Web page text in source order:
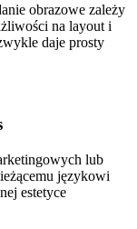
obrazowe zależy
na layout i
daje prosty
lub
językowi
estetyce